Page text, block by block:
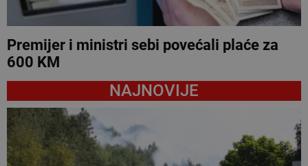
Premijer i ministri sebi povećali plaće za
600 KM
NAJNOVIJE